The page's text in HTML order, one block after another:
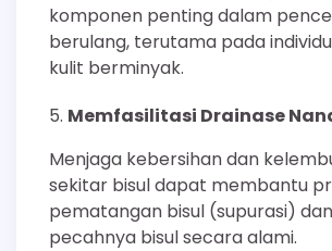
komponen penting dalam
berulang, terutama pada
kulit berminyak.
Memfasilitasi Drainase
Menjaga kebersihan dan
sekitar bisul dapat membantu
pematangan bisul (supurasi)
pecahnya bisul secara alami.